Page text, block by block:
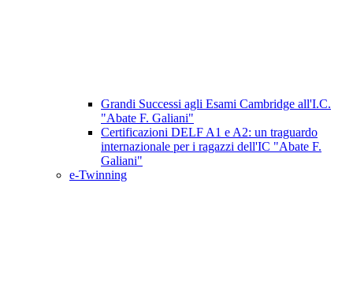
Grandi Successi agli Esami Cambridge all'I.C.
"Abate F. Galiani"
Certificazioni DELF A1 e A2: un traguardo
internazionale per i ragazzi dell'IC "Abate F.
Galiani"
e-Twinning